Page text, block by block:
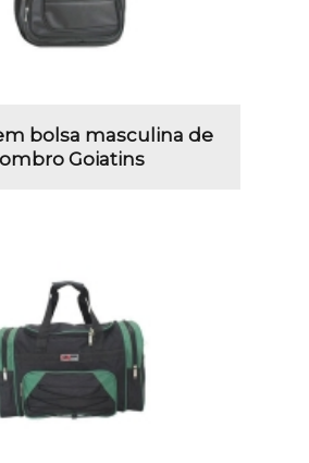
bolsa masculina de
ombro Goiatins